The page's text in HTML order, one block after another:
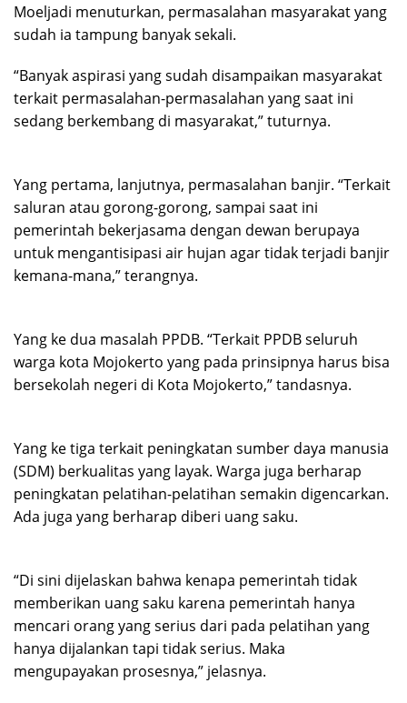
Moeljadi menuturkan, permasalahan masyarakat yang
sudah ia tampung banyak sekali.
“Banyak aspirasi yang sudah disampaikan masyarakat
terkait permasalahan-permasalahan yang saat ini
sedang berkembang di masyarakat,” tuturnya.
Yang pertama, lanjutnya, permasalahan banjir. “Terkait
saluran atau gorong-gorong, sampai saat ini
pemerintah bekerjasama dengan dewan berupaya
untuk mengantisipasi air hujan agar tidak terjadi banjir
kemana-mana,” terangnya.
Yang ke dua masalah PPDB. “Terkait PPDB seluruh
warga kota Mojokerto yang pada prinsipnya harus bisa
bersekolah negeri di Kota Mojokerto,” tandasnya.
Yang ke tiga terkait peningkatan sumber daya manusia
(SDM) berkualitas yang layak. Warga juga berharap
peningkatan pelatihan-pelatihan semakin digencarkan.
Ada juga yang berharap diberi uang saku.
“Di sini dijelaskan bahwa kenapa pemerintah tidak
memberikan uang saku karena pemerintah hanya
mencari orang yang serius dari pada pelatihan yang
hanya dijalankan tapi tidak serius. Maka
mengupayakan prosesnya,” jelasnya.